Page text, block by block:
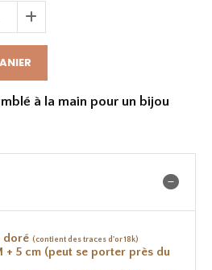
à la main pour un bijou
doré (contient des traces d'or 18k)
+ 5 cm (peut se porter près du